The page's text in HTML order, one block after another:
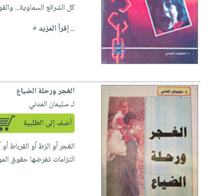
صابون
أطفال
مناسبات
فيديوهات
أسئلة
يتكرر
طرحها
خدمات
نيل
وفرات
انشر
تواصل
عربة
التسوق
نشرة
الإصدارات
كل الشرائع السماوية...
...إقرأ المزيد »
الغجر ورحلة الضياع
لـ سليمان المدني
أضف إلى الطلبية
الغجر أو الزط أو
التزامات تفرضها حقوق